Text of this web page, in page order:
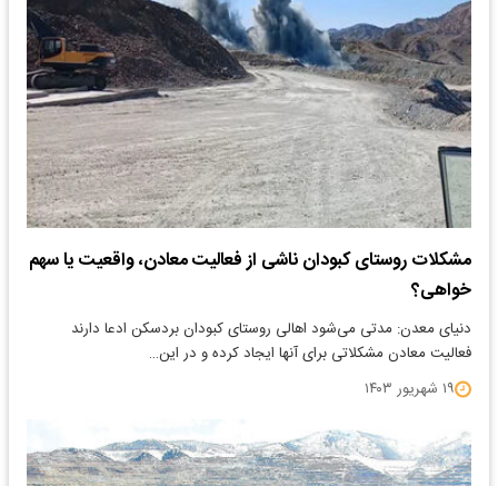
مشکلات روستای کبودان ناشی از فعالیت معادن، واقعیت یا سهم
خواهی؟
​دنیای معدن: مدتی می‌شود اهالی روستای کبودان بردسکن ادعا دارند
فعالیت معادن مشکلاتی برای آنها ایجاد کرده و در این…
۱۹ شهریور ۱۴۰۳